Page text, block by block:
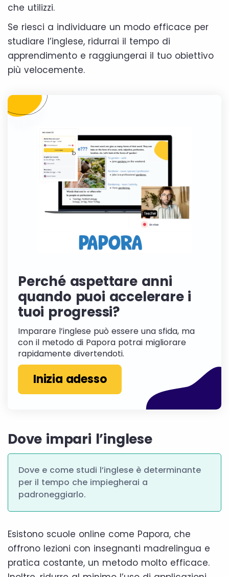
che utilizzi.
Se riesci a individuare un modo efficace per
studiare l’inglese, ridurrai il tempo di
apprendimento e raggiungerai il tuo obiettivo
più velocemente.
Perché aspettare anni
quando puoi accelerare i
tuoi progressi?
Imparare l’inglese può essere una sfida, ma
con il metodo di Papora potrai migliorare
rapidamente divertendoti.
Inizia adesso
Dove impari l’inglese
Dove e come studi l’inglese è determinante
per il tempo che impiegherai a
padroneggiarlo.
Esistono scuole online come Papora, che
offrono lezioni con insegnanti madrelingua e
pratica costante, un metodo molto efficace.